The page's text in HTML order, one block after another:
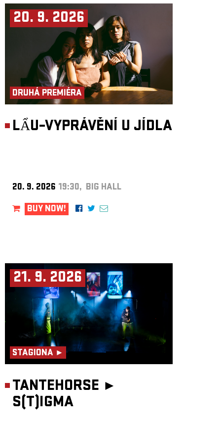
20. 9. 2026
DRUHÁ PREMIÉRA
LẨU–VYPRÁVĚNÍ U JÍDLA
20. 9. 2026 19:30, BIG HALL
BUY NOW!
21. 9. 2026
STAGIONA ►
TANTEHORSE ►
S(T)IGMA